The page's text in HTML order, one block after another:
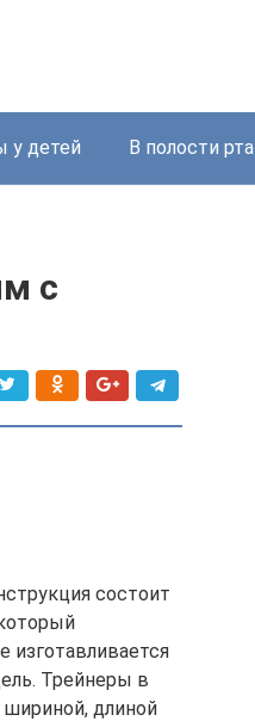
у детей В полости рта
с
состоит
изготавливается
Трейнеры в
шириной, длиной